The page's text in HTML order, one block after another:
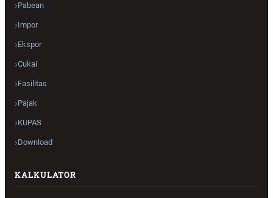
Pabean
Impor
Ekspor
Cukai
Fasilitas
Pajak
KUPAS
Download
KALKULATOR